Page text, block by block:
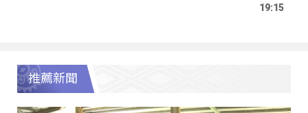
19:15
推薦新聞